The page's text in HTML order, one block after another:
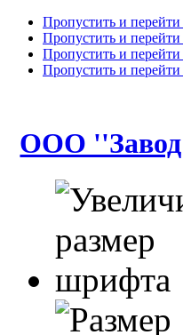
Пропустить и
Пропустить и
Пропустить и
Пропустить и
ООО